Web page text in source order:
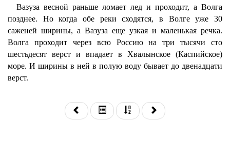
Вазуза весной раньше ломает лед и проходит, а Волга
позднее. Но когда обе реки сходятся, в Волге уже 30
саженей ширины, а Вазуза еще узкая и маленькая речка.
Волга проходит через всю Россию на три тысячи сто
шестьдесят верст и впадает в Хвалынское (Каспийское)
море. И ширины в ней в полую воду бывает до двенадцати
верст.